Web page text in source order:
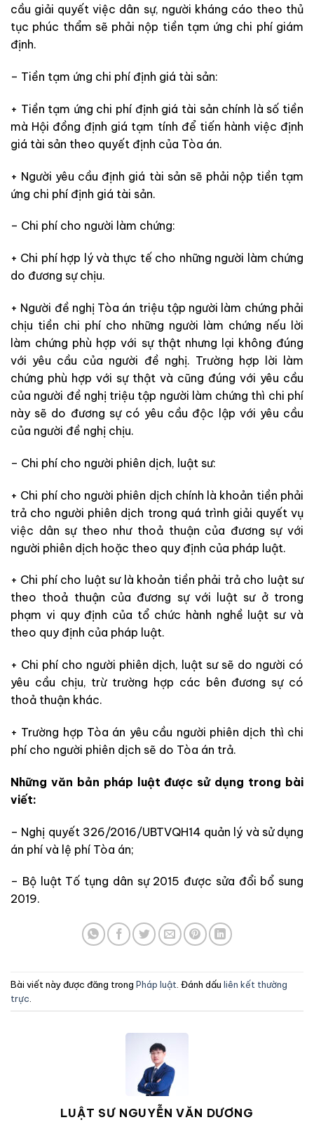
cầu giải quyết việc dân sự, người kháng cáo theo thủ
tục phúc thẩm sẽ phải nộp tiền tạm ứng chi phí giám
định.
– Tiền tạm ứng chi phí định giá tài sản:
+ Tiền tạm ứng chi phí định giá tài sản chính là số tiền
mà Hội đồng định giá tạm tính để tiến hành việc định
giá tài sản theo quyết định của Tòa án.
+ Người yêu cầu định giá tài sản sẽ phải nộp tiền tạm
ứng chi phí định giá tài sản.
– Chi phí cho người làm chứng:
+ Chi phí hợp lý và thực tế cho những người làm chứng
do đương sự chịu.
+ Người đề nghị Tòa án triệu tập người làm chứng phải
chịu tiền chi phí cho những người làm chứng nếu lời
làm chứng phù hợp với sự thật nhưng lại không đúng
với yêu cầu của người đề nghị. Trường hợp lời làm
chứng phù hợp với sự thật và cũng đúng với yêu cầu
của người đề nghị triệu tập người làm chứng thì chi phí
này sẽ do đương sự có yêu cầu độc lập với yêu cầu
của người đề nghị chịu.
– Chi phí cho người phiên dịch, luật sư:
+ Chi phí cho người phiên dịch chính là khoản tiền phải
trả cho người phiên dịch trong quá trình giải quyết vụ
việc dân sự theo như thoả thuận của đương sự với
người phiên dịch hoặc theo quy định của pháp luật.
+ Chi phí cho luật sư là khoản tiền phải trả cho luật sư
theo thoả thuận của đương sự với luật sư ở trong
phạm vi quy định của tổ chức hành nghề luật sư và
theo quy định của pháp luật.
+ Chi phí cho người phiên dịch, luật sư sẽ do người có
yêu cầu chịu, trừ trường hợp các bên đương sự có
thoả thuận khác.
+ Trường hợp Tòa án yêu cầu người phiên dịch thì chi
phí cho người phiên dịch sẽ do Tòa án trả.
Những văn bản pháp luật được sử dụng trong bài
viết:
– Nghị quyết 326/2016/UBTVQH14 quản lý và sử dụng
án phí và lệ phí Tòa án;
– Bộ luật Tố tụng dân sự 2015 được sửa đổi bổ sung
2019.
Bài viết này được đăng trong Pháp luật . Đánh dấu liên kết thường
trực
LUẬT SƯ NGUYỄN VĂN DƯƠNG